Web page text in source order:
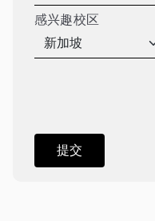
感兴趣校区